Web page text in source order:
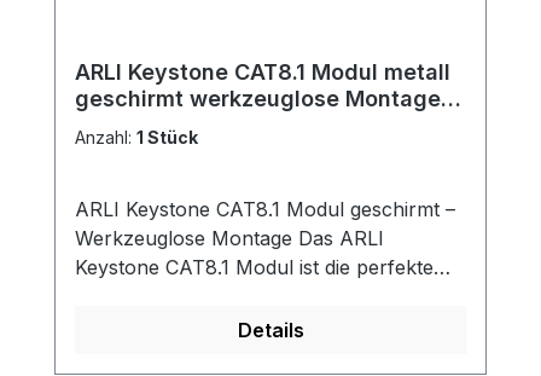
ARLI Keystone CAT8.1 Modul metall
geschirmt werkzeuglose Montage -
Werkzeugfrei
Anzahl: 1 Stück
ARLI Keystone CAT8.1 Modul geschirmt –
Werkzeuglose Montage Das ARLI
Keystone CAT8.1 Modul ist die perfekte
leistungsstarke Netzwerke. Mit
Details